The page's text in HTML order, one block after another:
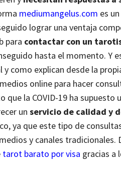
mediumangelus.com es
lograr una ventaja
para contactar con un
hasta el momento. Y
y como explican desde la
online para hacer
que la COVID-19 ha
un servicio de calidad y
ya que este tipo de
y canales
tarot barato por visa gracias a